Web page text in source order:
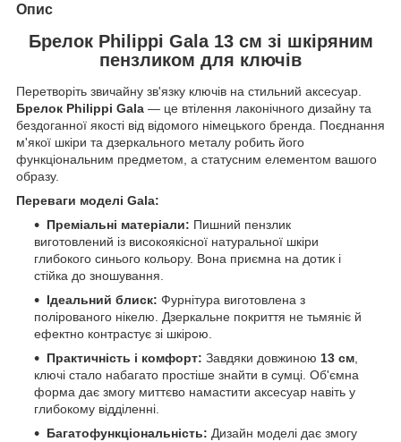
Опис
Брелок Philippi Gala 13 см зі шкіряним
пензликом для ключів
Перетворіть звичайну зв'язку ключів на стильний аксесуар.
Брелок Philippi Gala — це втілення лаконічного дизайну та
бездоганної якості від відомого німецького бренда. Поєднання
м'якої шкіри та дзеркального металу робить його
функціональним предметом, а статусним елементом вашого
образу.
Переваги моделі Gala:
Преміальні матеріали: Пишний пензлик
виготовлений із високоякісної натуральної шкіри
глибокого синього кольору. Вона приємна на дотик і
стійка до зношування.
Ідеальний блиск: Фурнітура виготовлена з
полірованого нікелю. Дзеркальне покриття не тьмяніє й
ефектно контрастує зі шкірою.
Практичність і комфорт: Завдяки довжиною 13 см,
ключі стало набагато простіше знайти в сумці. Об'ємна
форма дає змогу миттєво намастити аксесуар навіть у
глибокому відділенні.
Багатофункціональність: Дизайн моделі дає змогу